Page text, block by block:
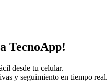
TecnoApp!
desde tu celular.
y seguimiento en tiempo real.